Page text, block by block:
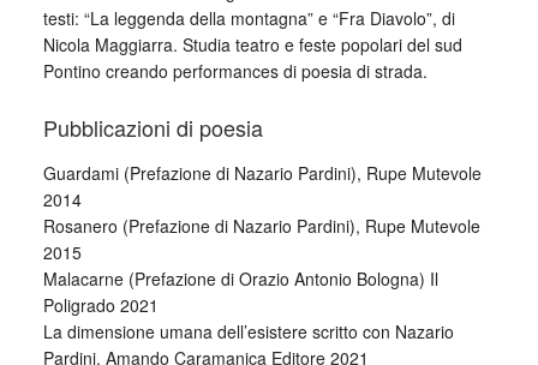
testi: “La leggenda della montagna” e “Fra Diavolo”, di
Nicola Maggiarra. Studia teatro e feste popolari del sud
Pontino creando performances di poesia di strada.
Pubblicazioni di poesia
Guardami (Prefazione di Nazario Pardini), Rupe Mutevole
2014
Rosanero (Prefazione di Nazario Pardini), Rupe Mutevole
2015
Malacarne (Prefazione di Orazio Antonio Bologna) Il
Poligrado 2021
La dimensione umana dell’esistere scritto con Nazario
Pardini, Amando Caramanica Editore 2021